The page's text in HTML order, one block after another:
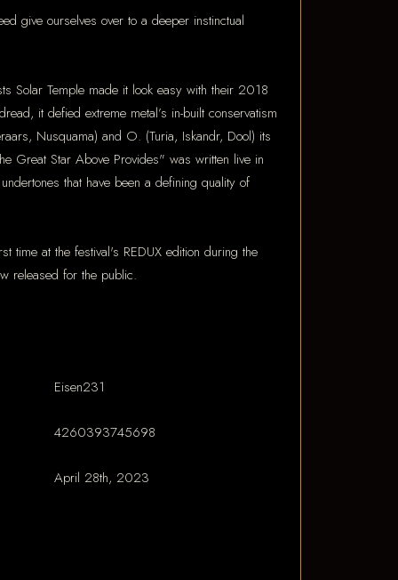
give ourselves over to a deeper instinctual
Solar Temple made it look easy with their 2018
it defied extreme metal’s in-built conservatism
Nusquama) and O. (Turia, Iskandr, Dool) its
Great Star Above Provides" was written live in
that have been a defining quality of
time at the festival's REDUX edition during the
released for the public.
Eisen231
4260393745698
April 28th, 2023